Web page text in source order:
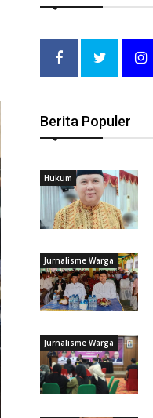
Berita Populer
Hukum
Jurnalisme Warga
Jurnalisme Warga